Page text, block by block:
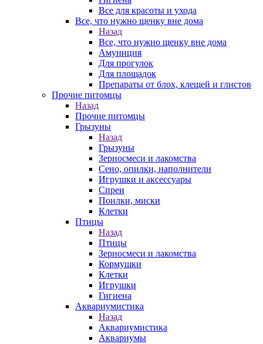
Все для красоты и ухода
Все, что нужно щенку вне дома
Назад
Все, что нужно щенку вне дома
Амуниция
Для прогулок
Для площадок
Препараты от блох, клещей и глистов
Прочие питомцы
Назад
Прочие питомцы
Грызуны
Назад
Грызуны
Зерносмеси и лакомства
Сено, опилки, наполнители
Игрушки и аксессуары
Спреи
Поилки, миски
Клетки
Птицы
Назад
Птицы
Зерносмеси и лакомства
Кормушки
Клетки
Игрушки
Гигиена
Аквариумистика
Назад
Аквариумистика
Аквариумы